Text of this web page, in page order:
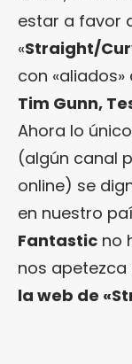
estar a favor
«Straight/
con
Tim Gunn,
Ahora lo
(algún canal
online) se
en nuestro
Fantastic no
nos apetezca
la web de